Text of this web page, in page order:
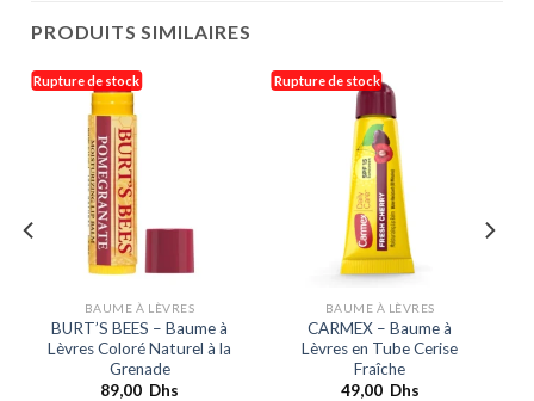
PRODUITS SIMILAIRES
Rupture de stock
BAUME À LÈVRES
BURT’S BEES – Baume à
Lèvres Coloré Naturel à la
Grenade
89,00 Dhs
Rupture de stock
BAUME À LÈVRES
CARMEX – Baume à
Lèvres en Tube Cerise
Fraîche
49,00 Dhs